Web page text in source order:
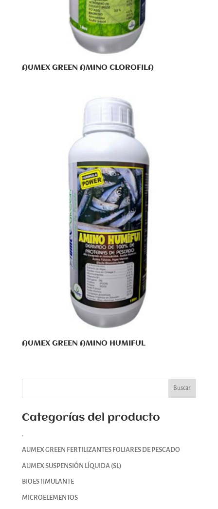
AUMEX GREEN AMINO CLOROFILA
AUMEX GREEN AMINO HUMIFUL
Categorías del producto
.
AUMEX GREEN FERTILIZANTES FOLIARES DE PESCADO
AUMEX SUSPENSIÓN LÍQUIDA (SL)
BIOESTIMULANTE
MICROELEMENTOS